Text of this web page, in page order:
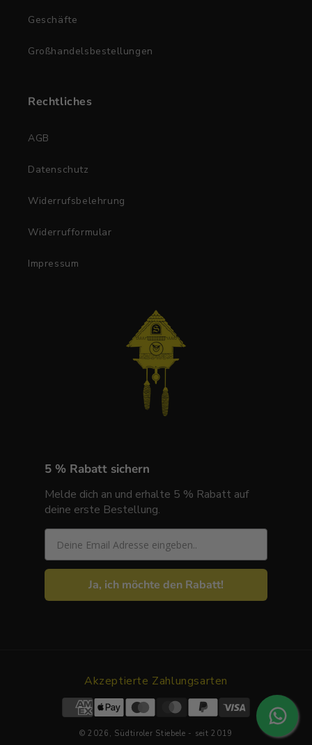
Geschäfte
Großhandelsbestellungen
Rechtliches
AGB
Datenschutz
Widerrufsbelehrung
Widerrufformular
Impressum
5 % Rabatt sichern
Melde dich an und erhalte 5 % Rabatt auf
deine erste Bestellung.
Email
Ja, ich möchte den Rabatt!
Akzeptierte Zahlungsarten
© 2026, Südtiroler Stiebele - seit 2019